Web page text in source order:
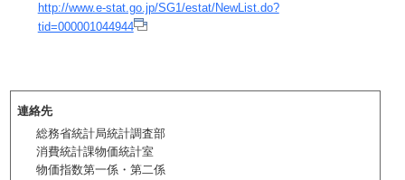
http://www.e-stat.go.jp/SG1/estat/NewList.do?
tid=000001044944
連絡先
総務省統計局統計調査部
消費統計課物価統計室
物価指数第一係・第二係